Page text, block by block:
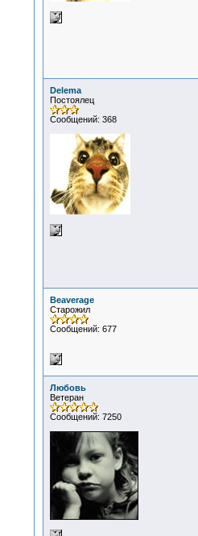
Delema
Постоялец
Сообщений: 368
Beaverage
Старожил
Сообщений: 677
Любовь
Ветеран
Сообщений: 7250